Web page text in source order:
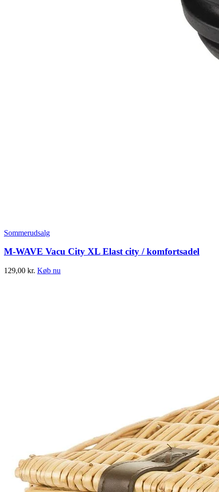
Sommerudsalg
M-WAVE Vacu City XL Elast city / komfortsadel
129,00 kr. Køb nu